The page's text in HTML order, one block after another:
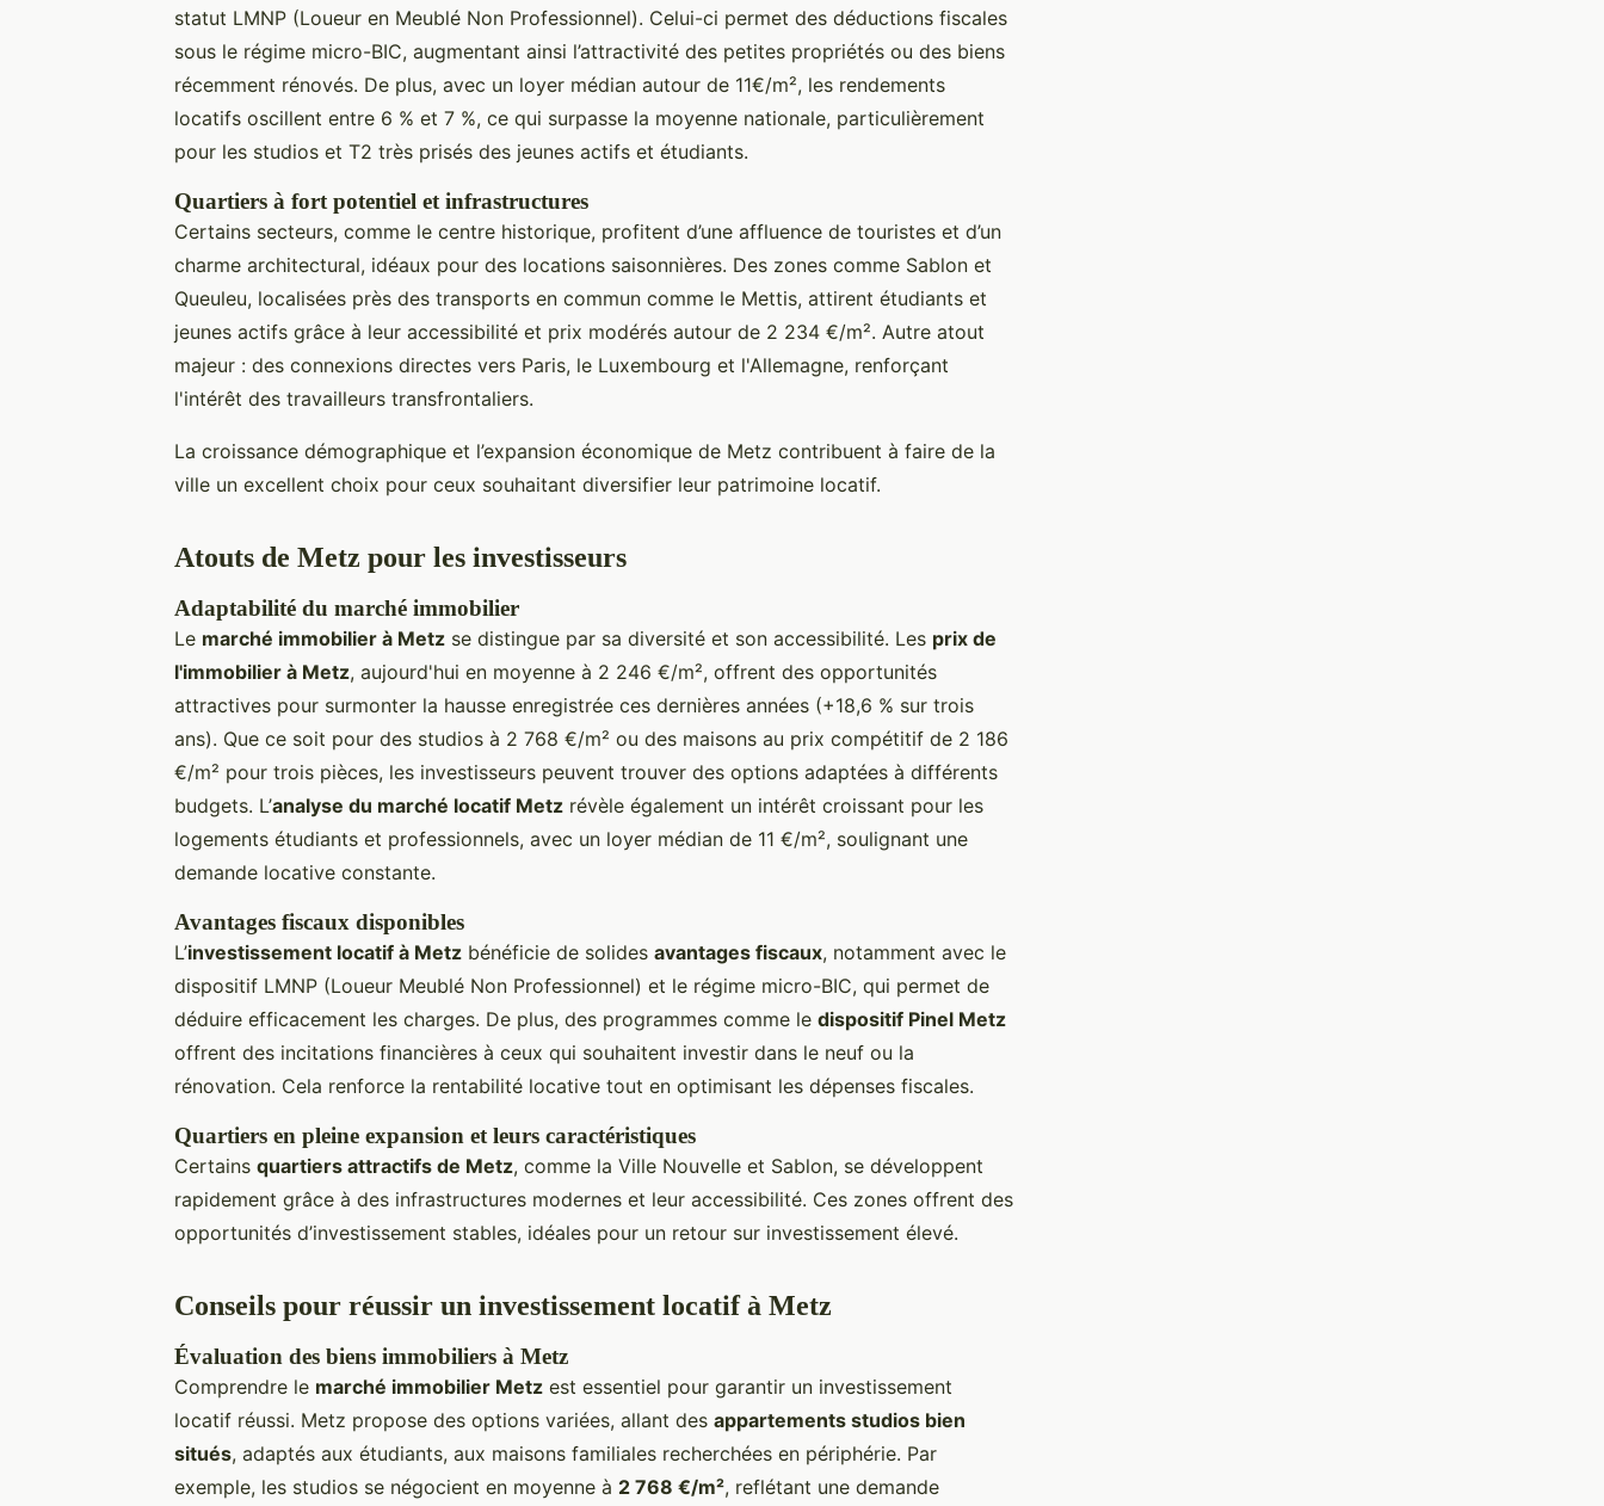
statut LMNP (Loueur en Meublé Non Professionnel). Celui-ci permet des déductions fiscales
sous le régime micro-BIC, augmentant ainsi l’attractivité des petites propriétés ou des biens
récemment rénovés. De plus, avec un loyer médian autour de 11€/m², les rendements
locatifs oscillent entre 6 % et 7 %, ce qui surpasse la moyenne nationale, particulièrement
pour les studios et T2 très prisés des jeunes actifs et étudiants.
Quartiers à fort potentiel et infrastructures
Certains secteurs, comme le centre historique, profitent d’une affluence de touristes et d’un
charme architectural, idéaux pour des locations saisonnières. Des zones comme Sablon et
Queuleu, localisées près des transports en commun comme le Mettis, attirent étudiants et
jeunes actifs grâce à leur accessibilité et prix modérés autour de 2 234 €/m². Autre atout
majeur : des connexions directes vers Paris, le Luxembourg et l'Allemagne, renforçant
l'intérêt des travailleurs transfrontaliers.
La croissance démographique et l’expansion économique de Metz contribuent à faire de la
ville un excellent choix pour ceux souhaitant diversifier leur patrimoine locatif.
Atouts de Metz pour les investisseurs
Adaptabilité du marché immobilier
Le marché immobilier à Metz se distingue par sa diversité et son accessibilité. Les prix de
l'immobilier à Metz, aujourd'hui en moyenne à 2 246 €/m², offrent des opportunités
attractives pour surmonter la hausse enregistrée ces dernières années (+18,6 % sur trois
ans). Que ce soit pour des studios à 2 768 €/m² ou des maisons au prix compétitif de 2 186
€/m² pour trois pièces, les investisseurs peuvent trouver des options adaptées à différents
budgets. L’analyse du marché locatif Metz révèle également un intérêt croissant pour les
logements étudiants et professionnels, avec un loyer médian de 11 €/m², soulignant une
demande locative constante.
Avantages fiscaux disponibles
L’investissement locatif à Metz bénéficie de solides avantages fiscaux, notamment avec le
dispositif LMNP (Loueur Meublé Non Professionnel) et le régime micro-BIC, qui permet de
déduire efficacement les charges. De plus, des programmes comme le dispositif Pinel Metz
offrent des incitations financières à ceux qui souhaitent investir dans le neuf ou la
rénovation. Cela renforce la rentabilité locative tout en optimisant les dépenses fiscales.
Quartiers en pleine expansion et leurs caractéristiques
Certains quartiers attractifs de Metz, comme la Ville Nouvelle et Sablon, se développent
rapidement grâce à des infrastructures modernes et leur accessibilité. Ces zones offrent des
opportunités d’investissement stables, idéales pour un retour sur investissement élevé.
Conseils pour réussir un investissement locatif à Metz
Évaluation des biens immobiliers à Metz
Comprendre le marché immobilier Metz est essentiel pour garantir un investissement
locatif réussi. Metz propose des options variées, allant des appartements studios bien
situés, adaptés aux étudiants, aux maisons familiales recherchées en périphérie. Par
exemple, les studios se négocient en moyenne à 2 768 €/m², reflétant une demande